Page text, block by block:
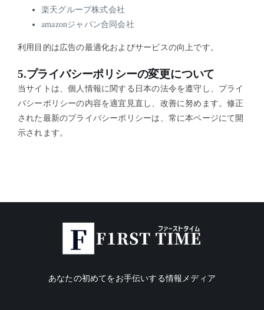
楽天グループ株式会社
amazonジャパン合同会社
利用目的は広告の最適化およびサービスの向上です。
5.プライバシーポリシーの変更について
当サイトは、個人情報に関する日本の法令を遵守し、プライ
バシーポリシーの内容を適宜見直し、改善に努めます。修正
された最新のプライバシーポリシーは、常に本ページにて開
示されます。
あなたの初めてをお手伝いする情報メディア